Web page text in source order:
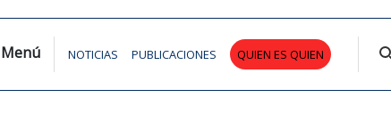
Menú NOTICIAS PUBLICACIONES QUIEN ES QUIEN